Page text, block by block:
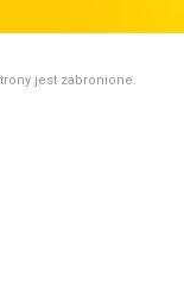
jest zabronione.